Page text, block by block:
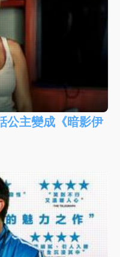
公主變成《暗影伊